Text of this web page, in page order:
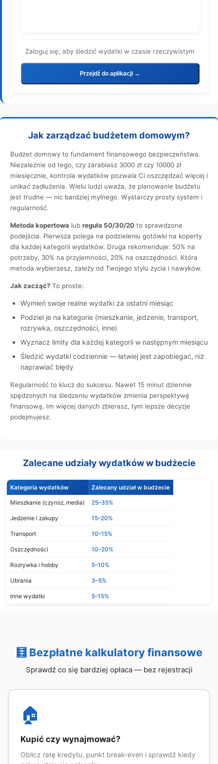
Zaloguj się, aby śledzić wydatki w czasie rzeczywistym
Przejdź do aplikacji →
Jak zarządzać budżetem domowym?
Budżet domowy to fundament finansowego bezpieczeństwa.
Niezależnie od tego, czy zarabiasz 3000 zł czy 10000 zł
miesięcznie, kontrola wydatków pozwala Ci oszczędzać więcej i
unikać zadłużenia. Wielu ludzi uważa, że planowanie budżetu
jest trudne — nic bardziej mylnego. Wystarczy prosty system i
regularność.
Metoda kopertowa lub reguła 50/30/20 to sprawdzone
podejścia. Pierwsza polega na podzieleniu gotówki na koperty
dla każdej kategorii wydatków. Druga rekomenduje: 50% na
potrzeby, 30% na przyjemności, 20% na oszczędności. Która
metoda wybierzesz, zależy od Twojego stylu życia i nawyków.
Jak zacząć? To proste:
Wymień swoje realne wydatki za ostatni miesiąc
Podziel je na kategorie (mieszkanie, jedzenie, transport,
rozrywka, oszczędności, inne)
Wyznacz limity dla każdej kategorii w następnym miesiącu
Śledzić wydatki codziennie — łatwiej jest zapobiegać, niż
naprawiać błędy
Regularność to klucz do sukcesu. Nawet 15 minut dziennie
spędzonych na śledzeniu wydatków zmienia perspektywę
finansową. Im więcej danych zbierasz, tym lepsze decyzje
podejmujesz.
Zalecane udziały wydatków w budżecie
Kategoria wydatków Zalecany udział w budżecie
Mieszkanie (czynsz, media) 25–35%
Jedzenie i zakupy 15–20%
Transport 10–15%
Oszczędności 10–20%
Rozrywka i hobby 5–10%
Ubrania 3–5%
Inne wydatki 5–15%
🧮 Bezpłatne kalkulatory finansowe
Sprawdź co się bardziej opłaca — bez rejestracji
🏠
Kupić czy wynajmować?
Oblicz ratę kredytu, punkt break-even i sprawdź kiedy